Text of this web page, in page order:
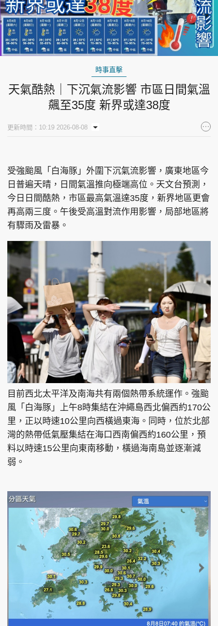
時事直擊
天氣酷熱｜下沉氣流影響 市區日間氣溫
飆至35度 新界或達38度
更新時間：10:19 2026-08-08
受強颱風「白海豚」外圍下沉氣流影響，廣東地區今
日普遍天晴，日間氣溫推向極端高位。天文台預測，
今日日間酷熱，市區最高氣溫達35度，新界地區更會
再高兩三度。午後受高溫對流作用影響，局部地區將
有驟雨及雷暴。
目前西北太平洋及南海共有兩個熱帶系統運作。強颱
風「白海豚」上午8時集結在沖繩島西北偏西約170公
里，正以時速10公里向西橫過東海。同時，位於北部
灣的熱帶低氣壓集結在海口西南偏西約160公里，預
料以時速15公里向東南移動，橫過海南島並逐漸減
弱。